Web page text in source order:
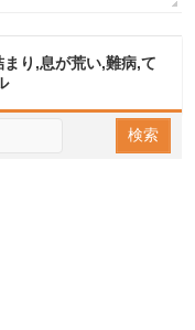
り,息が荒い,難病,て